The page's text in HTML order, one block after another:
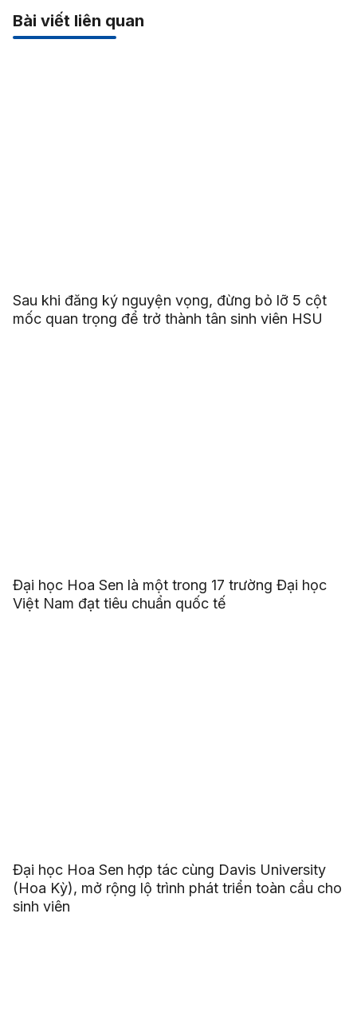
Bài viết liên quan
Sau khi đăng ký nguyện vọng, đừng bỏ lỡ 5 cột
mốc quan trọng để trở thành tân sinh viên HSU
Đại học Hoa Sen là một trong 17 trường Đại học
Việt Nam đạt tiêu chuẩn quốc tế
Đại học Hoa Sen hợp tác cùng Davis University
(Hoa Kỳ), mở rộng lộ trình phát triển toàn cầu cho
sinh viên